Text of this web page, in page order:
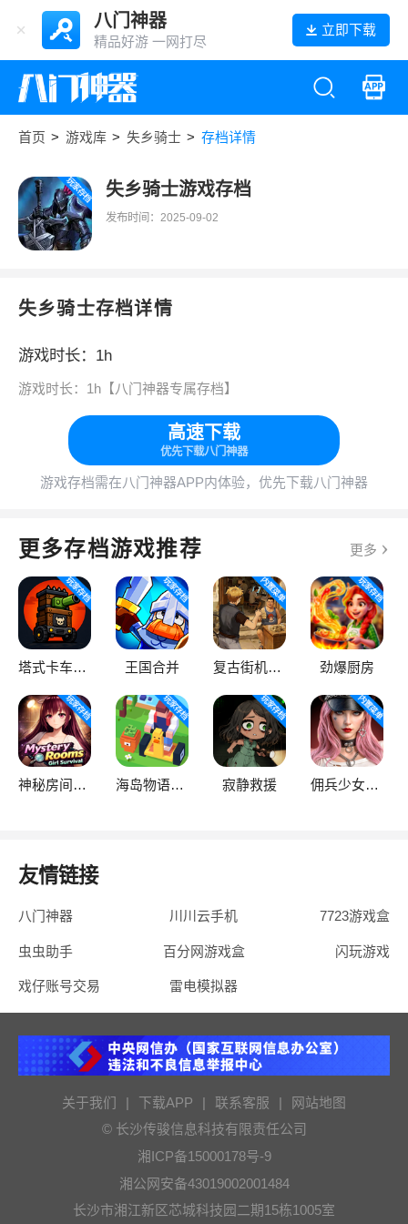
八门神器
精品好游 一网打尽
立即下载
首页 > 游戏库 > 失乡骑士 > 存档详情
失乡骑士游戏存档
发布时间：2025-09-02
失乡骑士存档详情
游戏时长：1h
游戏时长：1h【八门神器专属存档】
高速下载
优先下载八门神器
游戏存档需在八门神器APP内体验，优先下载八门神器
更多存档游戏推荐 更多
塔式卡车：僵尸围攻 王国合并 复古街机大亨 劲爆厨房
神秘房间：女孩生存 海岛物语：放置大亨 寂静救援 佣兵少女：过度杀戮（辅助菜单）
友情链接
八门神器 川川云手机 7723游戏盒
虫虫助手 百分网游戏盒 闪玩游戏
戏仔账号交易 雷电模拟器
关于我们 | 下载APP | 联系客服 |
网站地图
© 长沙传骏信息科技有限责任公司
湘ICP备15000178号-9
湘公网安备43019002001484
长沙市湘江新区芯城科技园二期15栋1005室